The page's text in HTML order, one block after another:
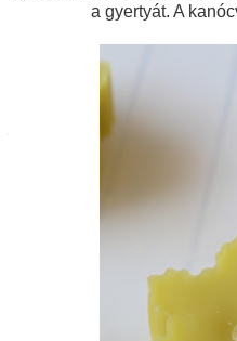
a gyertyát. A